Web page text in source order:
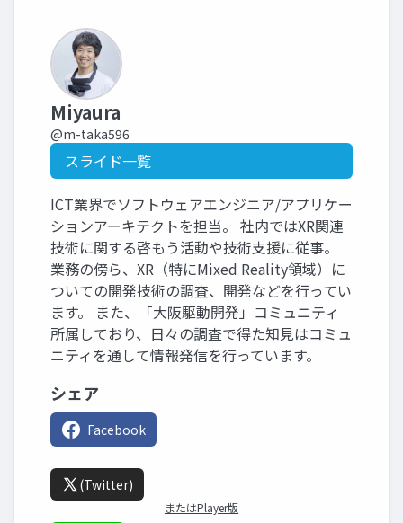
Miyaura
@m-taka596
スライド一覧
ICT業界でソフトウェアエンジニア/アプリケー
ションアーキテクトを担当。 社内ではXR関連
技術に関する啓もう活動や技術支援に従事。
業務の傍ら、XR（特にMixed Reality領域）に
ついての開発技術の調査、開発などを行ってい
ます。 また、「大阪駆動開発」コミュニティ
所属しており、日々の調査で得た知見はコミュ
ニティを通して情報発信を行っています。
シェア
Facebook
(Twitter)
またはPlayer版